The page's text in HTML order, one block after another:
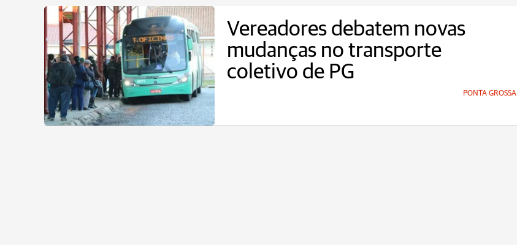
Vereadores debatem novas
mudanças no transporte
coletivo de PG
PONTA GROSSA